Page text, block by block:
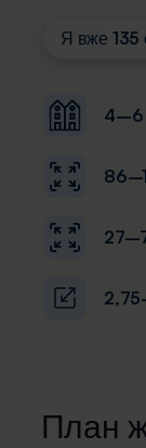
Я вже 135
4–6
План